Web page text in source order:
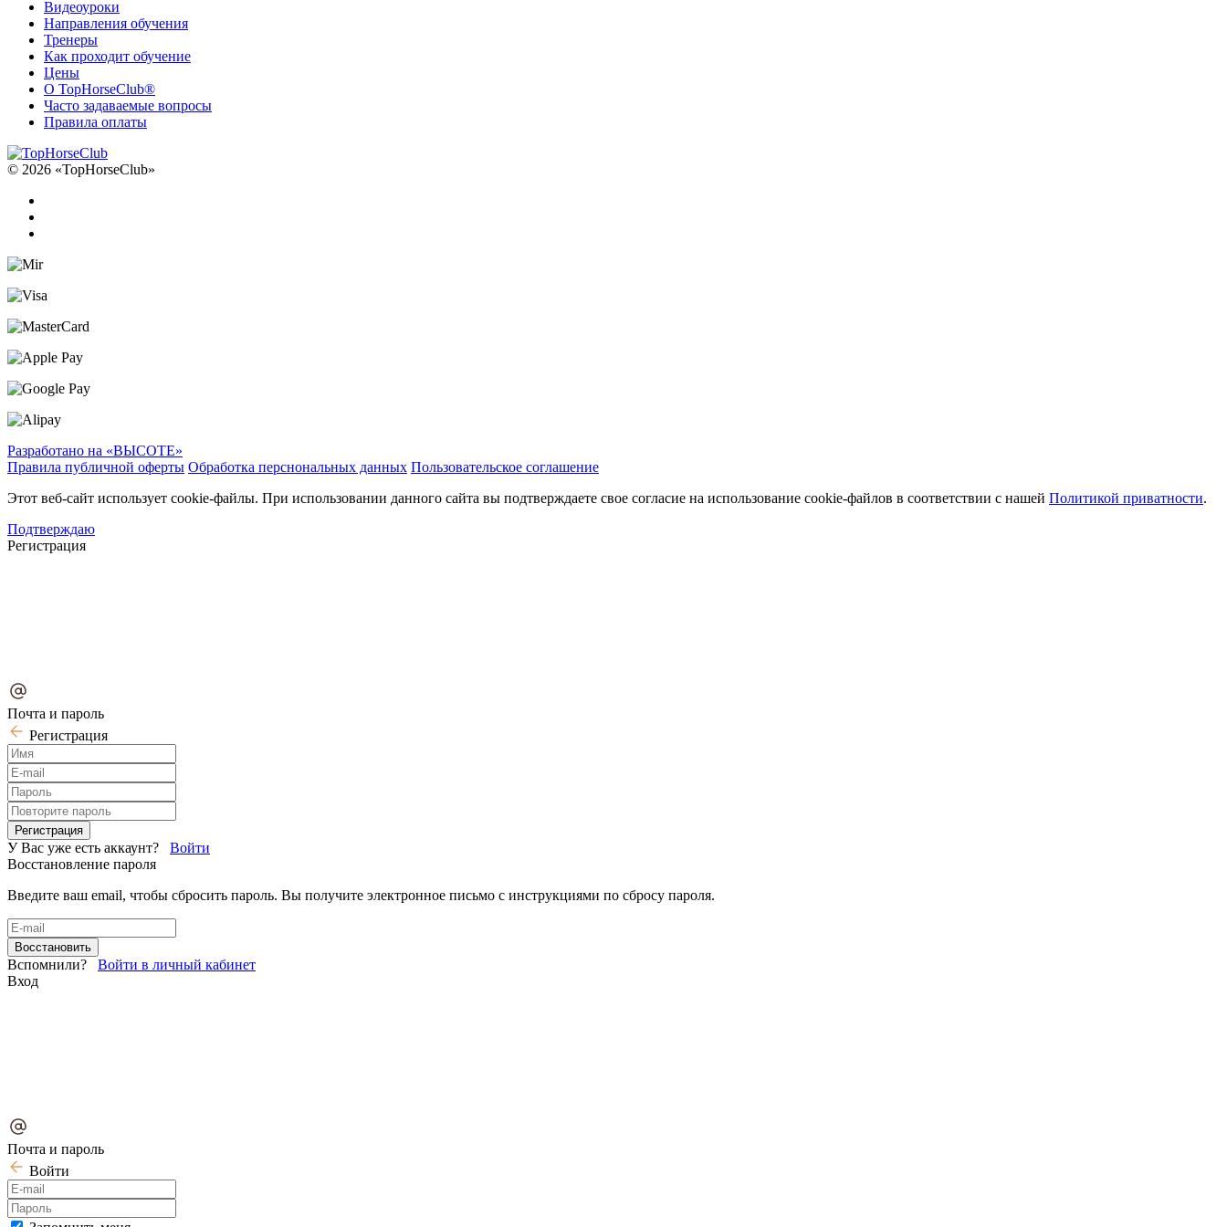
Видеоуроки
Направления обучения
Тренеры
Как проходит обучение
Цены
О TopHorseClub®
Часто задаваемые вопросы
Правила оплаты
© 2026 «TopHorseClub»
Разработано на «ВЫСОТЕ»
Правила публичной оферты Обработка перснональных данных Пользовательское соглашение
Этот веб-сайт использует cookie-файлы. При использовании данного сайта вы подтверждаете свое согласие на использование cookie-файлов в соответствии с нашей Политикой приватности.
Подтверждаю
Регистрация
Почта и пароль
Регистрация
У Вас уже есть аккаунт? Войти
Восстановление пароля
Введите ваш email, чтобы сбросить пароль. Вы получите электронное письмо с инструкциями по сбросу пароля.
Вспомнили? Войти в личный кабинет
Вход
Почта и пароль
Войти